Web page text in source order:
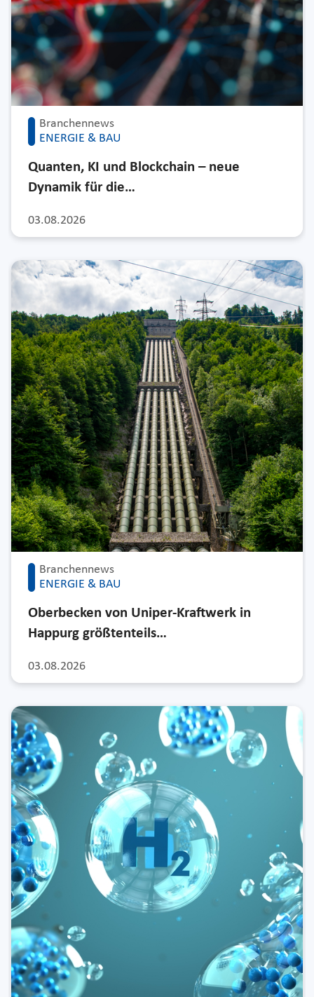
Branchennews
ENERGIE & BAU
03.08.2026
Quanten, KI und Blockchain – neue
Dynamik für die…
Branchennews
ENERGIE & BAU
03.08.2026
Oberbecken von Uniper-Kraftwerk in
Happurg größtenteils…